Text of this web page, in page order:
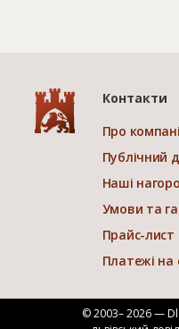
Контакти
Про
Публічний
Наші
Умови та
Прайс-лист
Платежі на
© 2003– 2026 —